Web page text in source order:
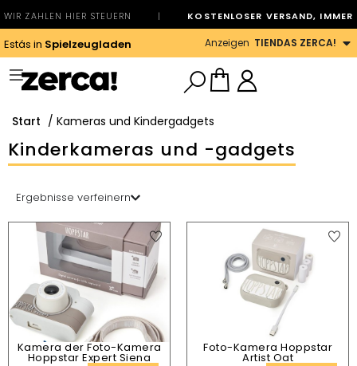
WIR ZAHLEN HIER STEUERN | KOSTENLOSER VERSAND, IMMER
Estás in Spielzeugladen Anzeigen TIENDAS ZERCA!
Start / Kameras und Kindergadgets
Kinderkameras und -gadgets
Ergebnisse verfeinern
Kamera der Foto-Kamera
Hoppstar Expert Siena
Foto-Kamera Hoppstar
Artist Oat